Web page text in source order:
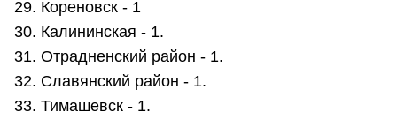
29. Кореновск - 1
30. Калининская - 1.
31. Отрадненский район - 1.
32. Славянский район - 1.
33. Тимашевск - 1.